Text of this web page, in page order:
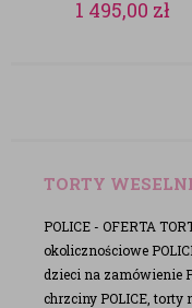
1 495,00 zł
TORTY
POLICE - OFERTA
okolicznościowe
dzieci na zamówienie
chrzciny POLICE, torty